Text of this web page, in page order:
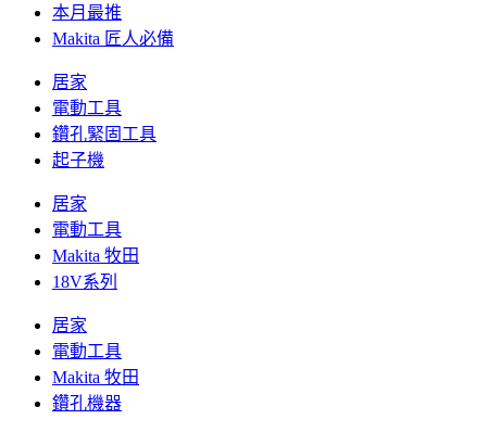
本月最推
Makita 匠人必備
居家
電動工具
鑽孔緊固工具
起子機
居家
電動工具
Makita 牧田
18V系列
居家
電動工具
Makita 牧田
鑽孔機器